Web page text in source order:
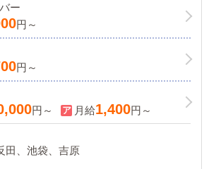
ー
円～
円～
円～ 月給1,400円～
田、池袋、吉原